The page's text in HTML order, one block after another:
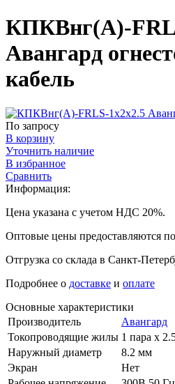
КПКВнг(А)-
Авангард
кабель
По запросу
В корзину
Уточнить наличие
В избранное
Сравнить
Информация:
Цена указана с учетом НДС 20%.
Оптовые цены предоставляются по
Отгрузка со склада в Санкт-
Подробнее о доставке и оплате
Основные характеристики
Производитель
Авангард
Токопроводящие жилы 1 пара х
Наружный диаметр
8.2 мм
Экран
Нет